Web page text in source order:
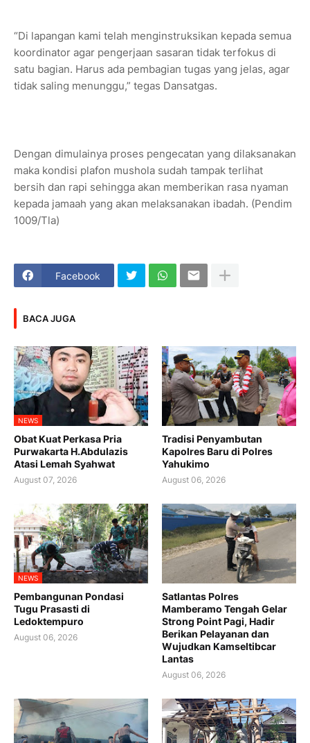
“Di lapangan kami telah menginstruksikan kepada semua
koordinator agar pengerjaan sasaran tidak terfokus di
satu bagian. Harus ada pembagian tugas yang jelas, agar
tidak saling menunggu,” tegas Dansatgas.
Dengan dimulainya proses pengecatan yang dilaksanakan
maka kondisi plafon mushola sudah tampak terlihat
bersih dan rapi sehingga akan memberikan rasa nyaman
kepada jamaah yang akan melaksanakan ibadah. (Pendim
1009/Tla)
Facebook
BACA JUGA
NEWS
Obat Kuat Perkasa Pria
Purwakarta H.Abdulazis
Atasi Lemah Syahwat
August 07, 2026
Tradisi Penyambutan
Kapolres Baru di Polres
Yahukimo
August 06, 2026
NEWS
Pembangunan Pondasi
Tugu Prasasti di
Ledoktempuro
August 06, 2026
Satlantas Polres
Mamberamo Tengah Gelar
Strong Point Pagi, Hadir
Berikan Pelayanan dan
Wujudkan Kamseltibcar
Lantas
August 06, 2026